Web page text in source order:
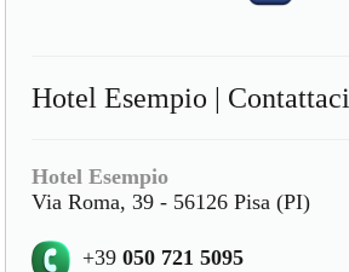
Hotel Esempio | Contattaci
Hotel Esempio
Via Roma, 39 - 56126 Pisa (PI)
+39050 721 5095